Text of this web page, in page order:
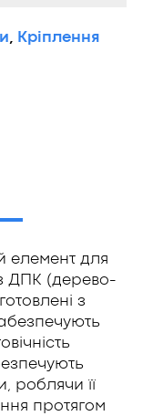
Кріплення
елемент для
ДПК (дерево-
з
роблячи її
протягом